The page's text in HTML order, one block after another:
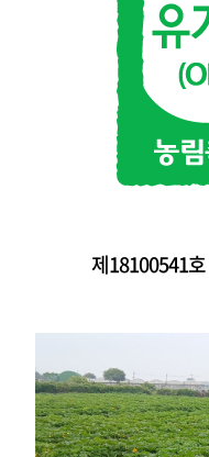
제18100541호